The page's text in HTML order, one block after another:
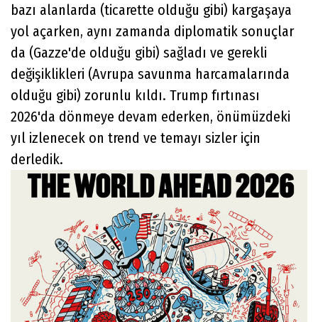
bazı alanlarda (ticarette olduğu gibi) kargaşaya
yol açarken, aynı zamanda diplomatik sonuçlar
da (Gazze'de olduğu gibi) sağladı ve gerekli
değişiklikleri (Avrupa savunma harcamalarında
olduğu gibi) zorunlu kıldı. Trump fırtınası
2026'da dönmeye devam ederken, önümüzdeki
yıl izlenecek on trend ve temayı sizler için
derledik.